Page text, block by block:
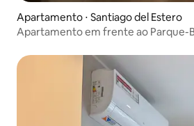
Apartamento ⋅ Santiago del Estero
Apartamento em frente ao Parque-